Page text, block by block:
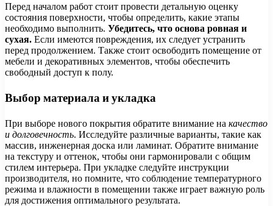
Перед началом работ стоит провести детальную оценку
состояния поверхности, чтобы определить, какие этапы
необходимо выполнить. Убедитесь, что основа ровная и
сухая. Если имеются повреждения, их следует устранить
перед продолжением. Также стоит освободить помещение от
мебели и декоративных элементов, чтобы обеспечить
свободный доступ к полу.
Выбор материала и укладка
При выборе нового покрытия обратите внимание на качество
и долговечность. Исследуйте различные варианты, такие как
массив, инженерная доска или ламинат. Обратите внимание
на текстуру и оттенок, чтобы они гармонировали с общим
стилем интерьера. При укладке следуйте инструкции
производителя, но помните, что соблюдение температурного
режима и влажности в помещении также играет важную роль
для достижения оптимального результата.